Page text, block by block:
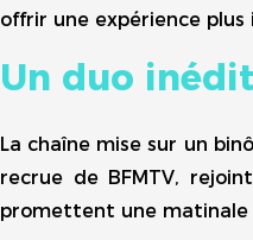
offrir une expérience
Un duo
La chaîne mise sur un
recrue de BFMTV, rejoint
promettent une matinale